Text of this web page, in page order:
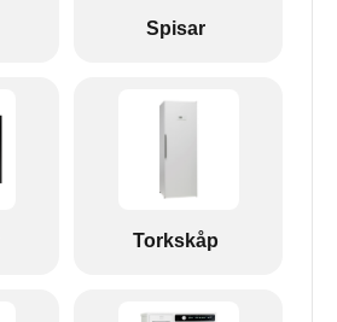
Spisar
Torkskåp